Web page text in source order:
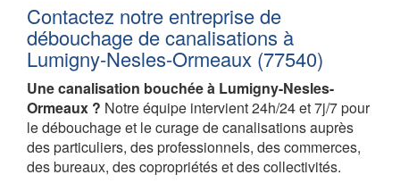
Contactez notre entreprise de
débouchage de canalisations à
Lumigny-Nesles-Ormeaux (77540)
Une canalisation bouchée à Lumigny-Nesles-
Ormeaux ? Notre équipe intervient 24h/24 et 7j/7 pour
le débouchage et le curage de canalisations auprès
des particuliers, des professionnels, des commerces,
des bureaux, des copropriétés et des collectivités.